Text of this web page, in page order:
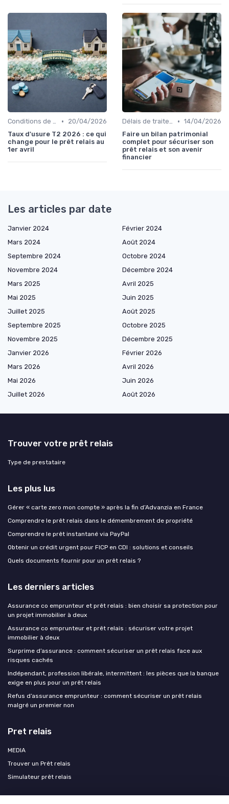
Conditions de remboursement •
20/04/2026
Taux d'usure T2 2026 : ce qui
change pour le prêt relais au
1er avril
Délais de traitement • 14/04/2026
Faire un bilan patrimonial
complet pour sécuriser son
prêt relais et son avenir
financier
Les articles par date
Janvier 2024
Février 2024
Mars 2024
Août 2024
Septembre 2024
Octobre 2024
Novembre 2024
Décembre 2024
Mars 2025
Avril 2025
Mai 2025
Juin 2025
Juillet 2025
Août 2025
Septembre 2025
Octobre 2025
Novembre 2025
Décembre 2025
Janvier 2026
Février 2026
Mars 2026
Avril 2026
Mai 2026
Juin 2026
Juillet 2026
Août 2026
Trouver votre prêt relais
Type de prestataire
Les plus lus
Gérer « carte zero mon compte » après la fin d’Advanzia en France
Comprendre le prêt relais dans le démembrement de propriété
Comprendre le prêt instantané via PayPal
Obtenir un crédit urgent pour FICP en CDI : solutions et conseils
Quels documents fournir pour un prêt relais ?
Les derniers articles
Assurance co emprunteur et prêt relais : bien choisir sa protection pour
un projet immobilier à deux
Assurance co emprunteur et prêt relais : sécuriser votre projet
immobilier à deux
Surprime d’assurance : comment sécuriser un prêt relais face aux
risques cachés
Indépendant, profession libérale, intermittent : les pièces que la banque
exige en plus pour un prêt relais
Refus d’assurance emprunteur : comment sécuriser un prêt relais
malgré un premier non
Pret relais
MEDIA
Trouver un Prêt relais
Simulateur prêt relais